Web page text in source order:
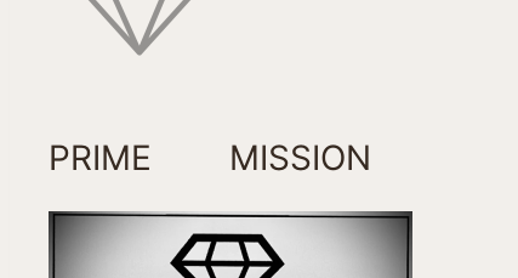
PRIME MISSION